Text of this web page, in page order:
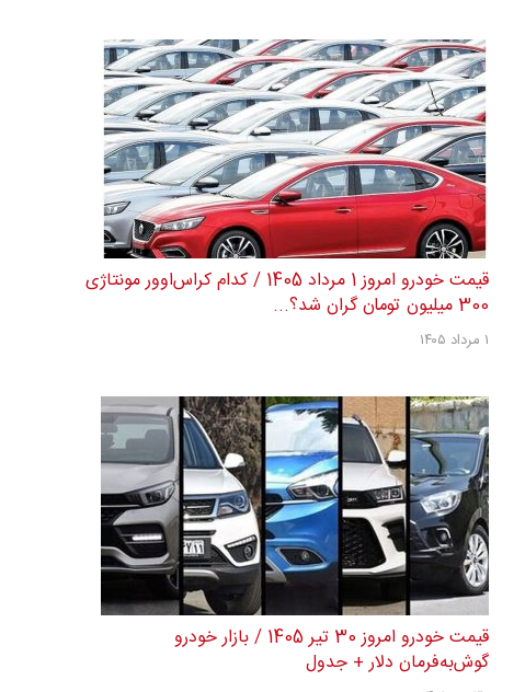
قیمت خودرو امروز 1 مرداد 1405 / کدام کراس‌اوور مونتاژی
300 میلیون تومان گران شد؟...
۱ مرداد ۱۴۰۵
قیمت خودرو امروز 30 تیر 1405 / بازار خودرو
گوش‌به‌فرمان دلار + جدول